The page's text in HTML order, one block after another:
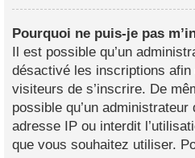
Pourquoi ne puis-je pas
Il est possible qu’un
désactivé les inscriptions afin
visiteurs de s’inscrire. De
possible qu’un
adresse IP ou interdit
que vous souhaitez utiliser.